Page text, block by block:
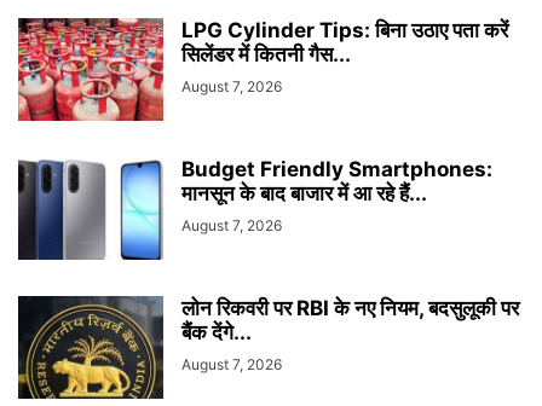
LPG Cylinder Tips: बिना उठाए पता करें
सिलेंडर में कितनी गैस...
August 7, 2026
Budget Friendly Smartphones:
मानसून के बाद बाजार में आ रहे हैं...
August 7, 2026
लोन रिकवरी पर RBI के नए नियम, बदसुलूकी पर
बैंक देंगे...
August 7, 2026